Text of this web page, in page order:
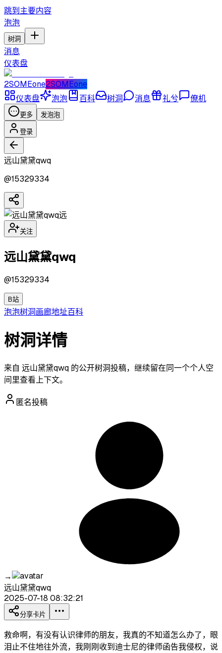
跳到主要内容
泡泡
树洞
消息
仪表盘
2SOMEone2SOMEone
仪表盘
泡泡 百科 树洞 消息 礼兮 僚机
更多 发泡泡
登录
远山黛黛qwq
@15329334
远
关注
远山黛黛qwq
@15329334
B站
泡泡树洞画廊地址百科
树洞详情
来自 远山黛黛qwq 的公开树洞投稿，继续留在同一个个人空
间里查看上下文。
匿名投稿
→
远山黛黛qwq
2025-07-18 08:32:21
分享卡片
救命啊，有没有认识律师的朋友，我真的不知道怎么办了，眼
泪止不住地往外流，我刚刚收到迪士尼的律师函告我侵权，说